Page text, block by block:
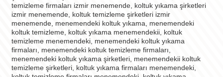
temizleme firmaları izmir menemende, koltuk yıkama şirketleri
izmir menemende, koltuk temizleme şirketleri izmir
menemende, menemendeki koltuk yıkama, menemendeki
koltuk temizleme, koltuk yıkama menemendekii, koltuk
temizleme menemendeki, menemendeki koltuk yıkama
firmaları, menemendeki koltuk temizleme firmaları,
menemendeki koltuk yıkama şirketleri, menemendekii koltuk
temizleme şirketleri, koltuk yıkama firmaları menemendeki,